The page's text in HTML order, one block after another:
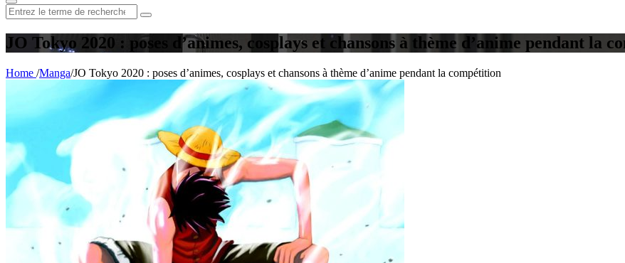
Rechercher
:
JO Tokyo 2020 : poses d’animes, cosplays et chansons à thème d’anime pendant la
Home /Manga/JO Tokyo 2020 : poses d’animes, cosplays et chansons à thème d’anime pendant la compétition